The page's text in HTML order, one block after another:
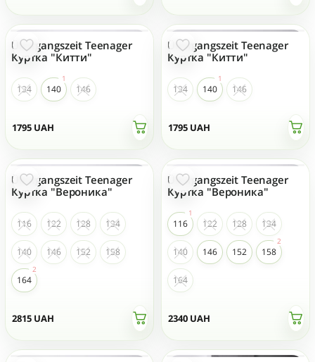
1795 UAH
Übergangszeit Teenager
Куртка "Китти"
134 140 146
1795 UAH
Übergangszeit Teenager
Куртка "Китти"
134 140 146
2815 UAH
Übergangszeit Teenager
Куртка "Вероника"
116 122 128 134
140 146 152 158
164
2340 UAH
Übergangszeit Teenager
Куртка "Вероника"
116 122 128 134
140 146 152 158
164